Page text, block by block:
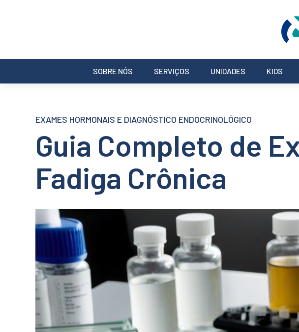
SOBRE NÓS SERVIÇOS UNIDADES KIDS
EXAMES HORMONAIS E DIAGNÓSTICO ENDOCRINOLÓGICO
Guia Completo de
Fadiga Crônica